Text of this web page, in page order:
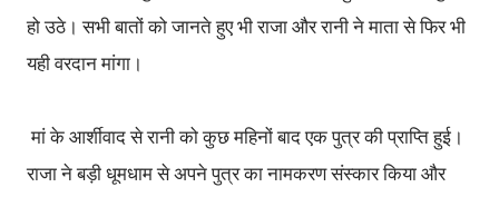
हो उठे। सभी बातों को जानते हुए भी राजा और रानी ने माता से फिर भी
यही वरदान मांगा।
मां के आर्शीवाद से रानी को कुछ महिनों बाद एक पुत्र की प्राप्ति हुई।
राजा ने बड़ी धूमधाम से अपने पुत्र का नामकरण संस्कार किया और